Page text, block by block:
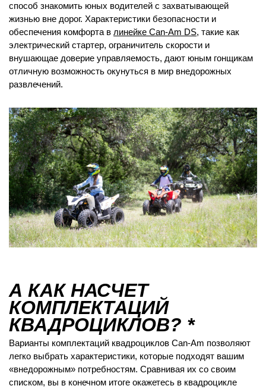
способ знакомить юных водителей с захватывающей
жизнью вне дорог. Характеристики безопасности и
обеспечения комфорта в линейке Can-Am DS, такие как
электрический стартер, ограничитель скорости и
внушающае доверие управляемость, дают юным гонщикам
отличную возможность окунуться в мир внедорожных
развлечений.
А КАК НАСЧЕТ
КОМПЛЕКТАЦИЙ
КВАДРОЦИКЛОВ? *
Варианты комплектаций квадроциклов Can-Am позволяют
легко выбрать характеристики, которые подходят вашим
«внедорожным» потребностям. Сравнивая их со своим
списком, вы в конечном итоге окажетесь в квадроцикле